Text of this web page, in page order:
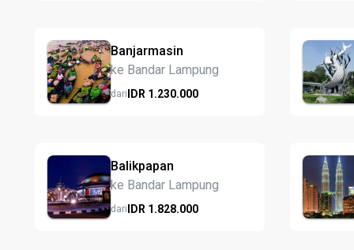
Banjarmasin
ke Bandar Lampung
dariIDR 1.230.000
Balikpapan
ke Bandar Lampung
dariIDR 1.828.000